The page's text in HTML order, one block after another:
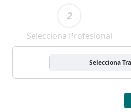
2
Selecciona Profesional
Selecciona